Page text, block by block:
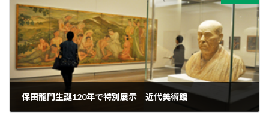
保田龍門生誕120年で特別展示 近代美術館